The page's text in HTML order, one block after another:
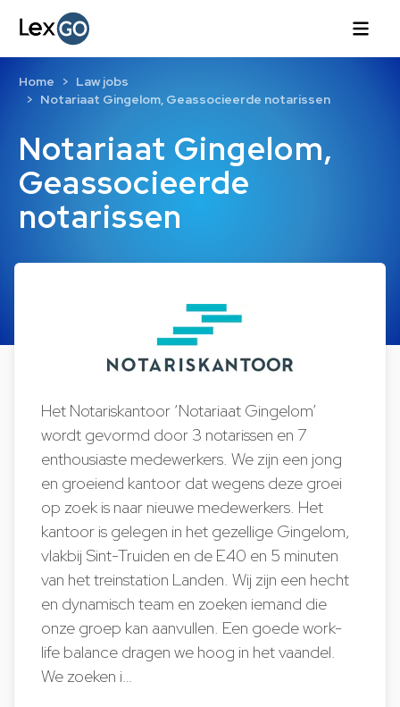
Notariaat Gingelom,
Geassocieerde
notarissen
Home
Law jobs
Notariaat Gingelom, Geassocieerde notarissen
Het Notariskantoor ‘Notariaat Gingelom’
wordt gevormd door 3 notarissen en 7
enthousiaste medewerkers. We zijn een jong
en groeiend kantoor dat wegens deze groei
op zoek is naar nieuwe medewerkers. Het
kantoor is gelegen in het gezellige Gingelom,
vlakbij Sint-Truiden en de E40 en 5 minuten
van het treinstation Landen. Wij zijn een hecht
en dynamisch team en zoeken iemand die
onze groep kan aanvullen. Een goede work-
life balance dragen we hoog in het vaandel.
We zoeken i…